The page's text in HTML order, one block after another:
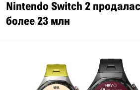
Nintendo Switch 2
более 23 млн